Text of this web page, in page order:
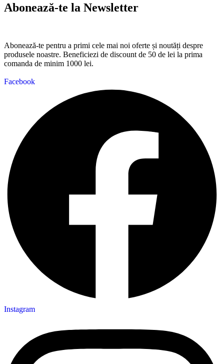
Abonează-te la Newsletter
Abonează-te pentru a primi cele mai noi oferte și noutăți despre
produsele noastre. Beneficiezi de discount de 50 de lei la prima
comanda de minim 1000 lei.
Facebook
Instagram